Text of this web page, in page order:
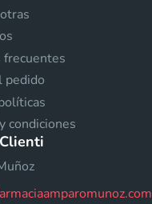
frecuentes
pedido
condiciones